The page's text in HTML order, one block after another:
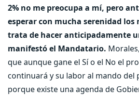
2% no me preocupa a mí, pero
esperar con mucha serenidad los
trata de hacer anticipadamente
manifestó el Mandatario.
que aunque gane el Sí o el No el
continuará y su labor al mando del
porque existe una agenda de